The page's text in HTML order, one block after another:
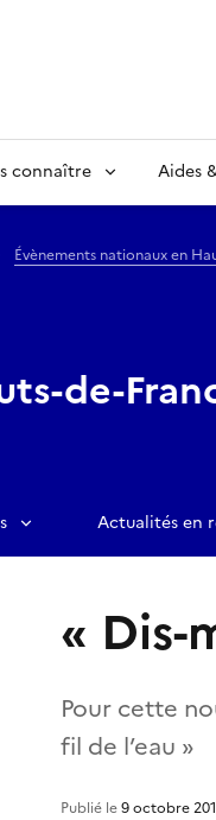
connaître Aides
Évènements nationaux en
de-
Actualités en
« Dis-
Pour cette
fil de l’eau »
Publié le9 octobre